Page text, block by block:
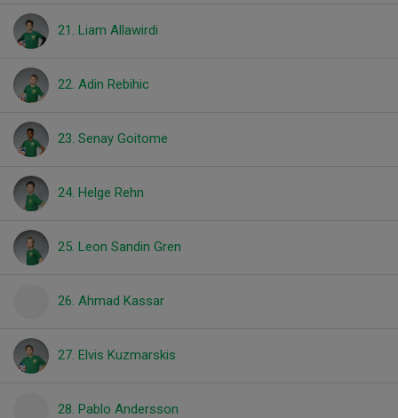
21. Liam Allawirdi
22. Adin Rebihic
23. Senay Goitome
24. Helge Rehn
25. Leon Sandin Gren
26. Ahmad Kassar
27. Elvis Kuzmarskis
28. Pablo Andersson